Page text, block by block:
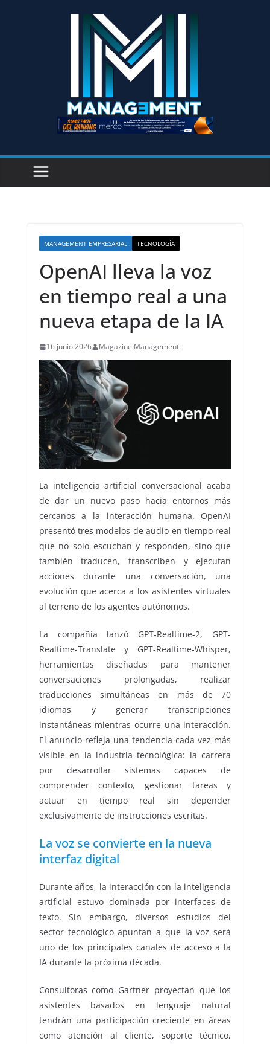
MANAGEMENT EMPRESARIAL TECNOLOGÍA
OpenAI lleva la voz
en tiempo real a una
nueva etapa de la IA
16 junio 2026 Magazine Management
La inteligencia artificial conversacional acaba
de dar un nuevo paso hacia entornos más
cercanos a la interacción humana. OpenAI
presentó tres modelos de audio en tiempo real
que no solo escuchan y responden, sino que
también traducen, transcriben y ejecutan
acciones durante una conversación, una
evolución que acerca a los asistentes virtuales
al terreno de los agentes autónomos.
La compañía lanzó GPT-Realtime-2, GPT-
Realtime-Translate y GPT-Realtime-Whisper,
herramientas diseñadas para mantener
conversaciones prolongadas, realizar
traducciones simultáneas en más de 70
idiomas y generar transcripciones
instantáneas mientras ocurre una interacción.
El anuncio refleja una tendencia cada vez más
visible en la industria tecnológica: la carrera
por desarrollar sistemas capaces de
comprender contexto, gestionar tareas y
actuar en tiempo real sin depender
exclusivamente de instrucciones escritas.
La voz se convierte en la nueva
interfaz digital
Durante años, la interacción con la inteligencia
artificial estuvo dominada por interfaces de
texto. Sin embargo, diversos estudios del
sector tecnológico apuntan a que la voz será
uno de los principales canales de acceso a la
IA durante la próxima década.
Consultoras como Gartner proyectan que los
asistentes basados en lenguaje natural
tendrán una participación creciente en áreas
como atención al cliente, soporte técnico,